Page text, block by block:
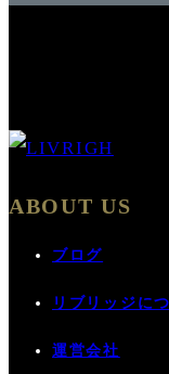
ABOUT US
ブログ
リブリッジに
運営会社